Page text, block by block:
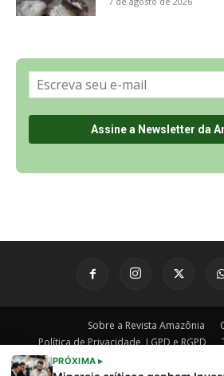
PRÓXIMA ▸
Política de Privacidade, LGPD e RGPD
Últimas Notícias
🌎
©